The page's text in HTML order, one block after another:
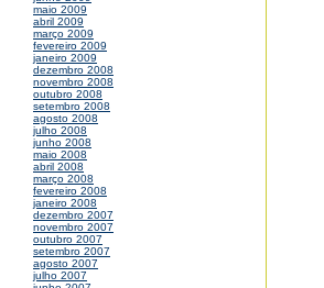
maio 2009
abril 2009
março 2009
fevereiro 2009
janeiro 2009
dezembro 2008
novembro 2008
outubro 2008
setembro 2008
agosto 2008
julho 2008
junho 2008
maio 2008
abril 2008
março 2008
fevereiro 2008
janeiro 2008
dezembro 2007
novembro 2007
outubro 2007
setembro 2007
agosto 2007
julho 2007